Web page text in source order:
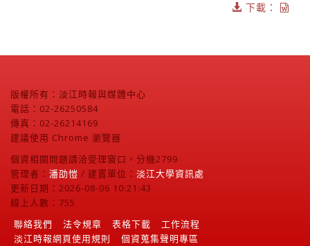
下載：
版權所有：淡江時報與媒體中心
電話：02-26250584
傳真：02-26214169
建議使用 Chrome 瀏覽器
個資相關問題請洽受理窗口，分機2799
管理者： 潘劭愷 / 建置單位： 淡江大學資訊處
更新日期：2026-08-06 10:21:43
線上人數：755
聯絡我們
法令規章 表格下載
工作流程
淡江時報網頁使用規則
個資蒐集聲明專區